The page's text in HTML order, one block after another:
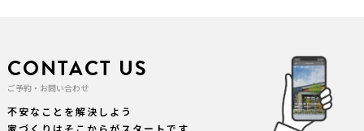
CONTACT US
ご予約・お問い合わせ
不安なことを解決しよう